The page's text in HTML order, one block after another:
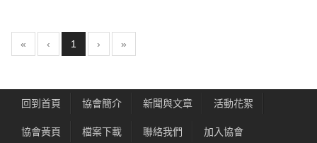
« ‹ 1 (current)
› »
回到首頁 協會簡介 新聞與文章 活動花絮
協會黃頁 檔案下載 聯絡我們 加入協會